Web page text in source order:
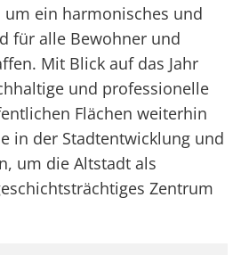
um ein harmonisches und
für alle Bewohner und
Mit Blick auf das Jahr
und professionelle
Flächen weiterhin
in der Stadtentwicklung und
um die Altstadt als
Zentrum